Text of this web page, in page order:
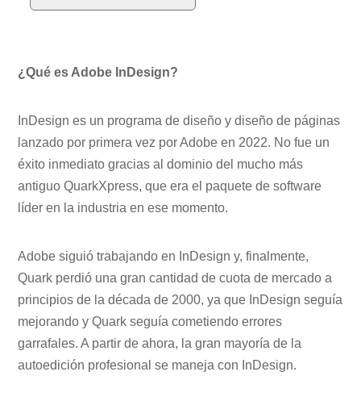
¿Qué es Adobe InDesign?
InDesign es un programa de diseño y diseño de páginas
lanzado por primera vez por Adobe en 2022. No fue un
éxito inmediato gracias al dominio del mucho más
antiguo QuarkXpress, que era el paquete de software
líder en la industria en ese momento.
Adobe siguió trabajando en InDesign y, finalmente,
Quark perdió una gran cantidad de cuota de mercado a
principios de la década de 2000, ya que InDesign seguía
mejorando y Quark seguía cometiendo errores
garrafales. A partir de ahora, la gran mayoría de la
autoedición profesional se maneja con InDesign.